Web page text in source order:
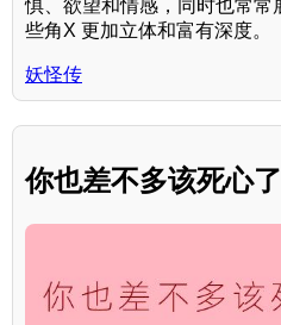
惧、欲望和情感，同时也常
些角X 更加立体和富有深度。
妖怪传
你也差不多该死心了